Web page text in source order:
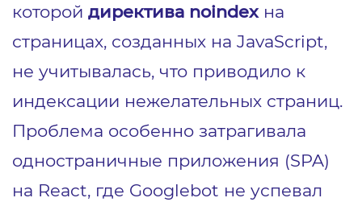
которой директива noindex на
страницах, созданных на JavaScript,
не учитывалась, что приводило к
индексации нежелательных страниц.
Проблема особенно затрагивала
одностраничные приложения (SPA)
на React, где Googlebot не успевал